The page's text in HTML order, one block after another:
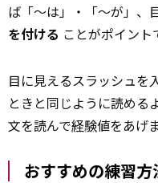
ば「～は」・「～が」、
を付ける ことがポイント
目に見えるスラッシュを
ときと同じように読める
文を読んで経験値をあげ
おすすめの練習方